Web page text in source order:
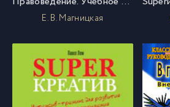
Е. В. Магницкая